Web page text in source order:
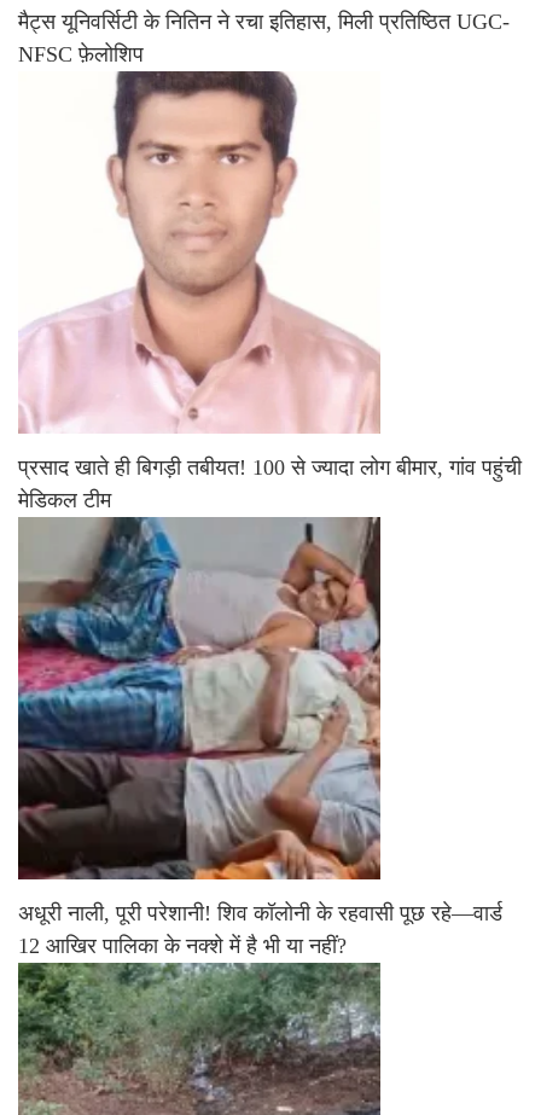
मैट्स यूनिवर्सिटी के नितिन ने रचा इतिहास, मिली प्रतिष्ठित UGC-
NFSC फ़ेलोशिप
प्रसाद खाते ही बिगड़ी तबीयत! 100 से ज्यादा लोग बीमार, गांव पहुंची
मेडिकल टीम
अधूरी नाली, पूरी परेशानी! शिव कॉलोनी के रहवासी पूछ रहे—वार्ड
12 आखिर पालिका के नक्शे में है भी या नहीं?